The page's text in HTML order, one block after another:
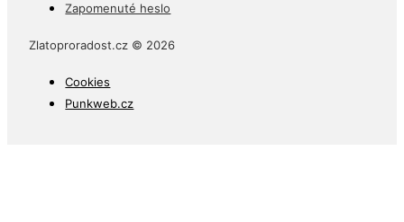
Zapomenuté heslo
Zlatoproradost.cz © 2026
Cookies
Punkweb.cz